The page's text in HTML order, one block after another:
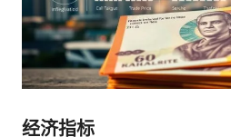
经济指标